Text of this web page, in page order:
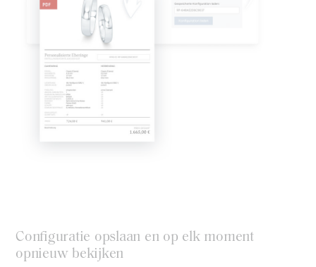
Configuratie opslaan en op elk moment
opnieuw bekijken